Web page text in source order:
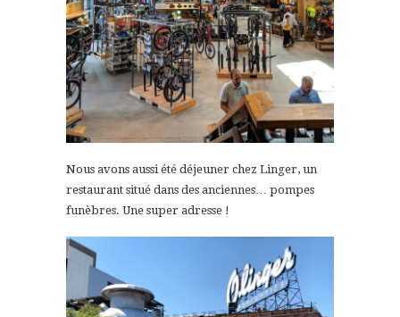
Nous avons aussi été déjeuner chez Linger, un
restaurant situé dans des anciennes… pompes
funèbres. Une super adresse !